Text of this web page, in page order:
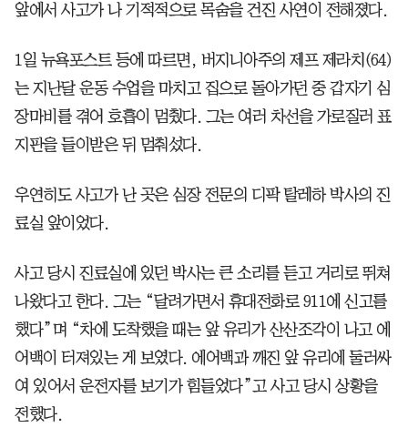
앞에서 사고가 나 기적적으로 목숨을 건진 사연이 전해졌다.
1일 뉴욕포스트 등에 따르면, 버지니아주의 제프 제라치(64)
는 지난달 운동 수업을 마치고 집으로 돌아가던 중 갑자기 심
장마비를 겪어 호흡이 멈췄다. 그는 여러 차선을 가로질러 표
지판을 들이받은 뒤 멈춰섰다.
우연히도 사고가 난 곳은 심장 전문의 디팍 탈레하 박사의 진
료실 앞이었다.
사고 당시 진료실에 있던 박사는 큰 소리를 듣고 거리로 뛰쳐
나왔다고 한다. 그는 “달려가면서 휴대전화로 911에 신고를
했다”며 “차에 도착했을 때는 앞 유리가 산산조각이 나고 에
어백이 터져있는 게 보였다. 에어백과 깨진 앞 유리에 둘러싸
여 있어서 운전자를 보기가 힘들었다”고 사고 당시 상황을
전했다.